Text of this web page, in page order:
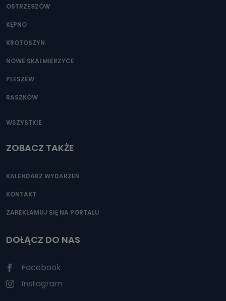
OSTRZESZÓW
KĘPNO
KROTOSZYN
NOWE SKALMIERZYCE
PLESZEW
RASZKÓW
WSZYSTKIE
ZOBACZ TAKŻE
KALENDARZ WYDARZEŃ
KONTAKT
ZAREKLAMUJ SIĘ NA PORTALU
DOŁĄCZ DO NAS
Facebook
Instagram